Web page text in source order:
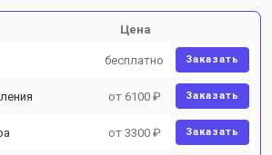
Цена
бесплатно Заказать
от 6100 ₽ Заказать
от 3300 ₽ Заказать